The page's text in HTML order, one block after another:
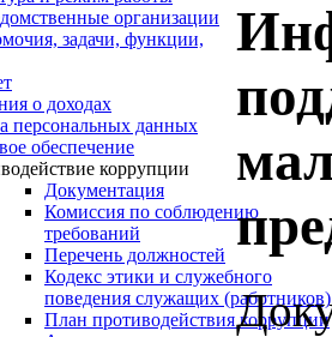
организации
задачи, функции,
о доходах
персональных данных
обеспечение
коррупции
Документация
Комиссия по соблюдению
требований
Перечень должностей
Кодекс этики и служебного
поведения служащих (работников)
План противодействия коррупции